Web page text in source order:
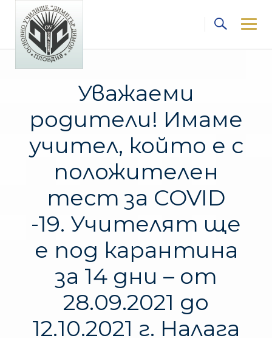
content
Уважаеми
родители! Имаме
учител, който е с
положителен
тест за COVID
-19. Учителят ще
е под карантина
за 14 дни – от
28.09.2021 до
12.10.2021 г. Налага